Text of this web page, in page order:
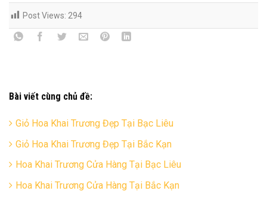
Post Views: 294
Bài viết cùng chủ đề:
Giỏ Hoa Khai Trương Đẹp Tại Bạc Liêu
Giỏ Hoa Khai Trương Đẹp Tại Bắc Kạn
Hoa Khai Trương Cửa Hàng Tại Bạc Liêu
Hoa Khai Trương Cửa Hàng Tại Bắc Kạn